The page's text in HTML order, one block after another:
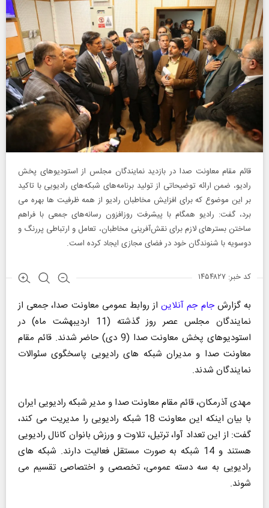
قائم مقام معاونت صدا در بازدید نمایندگان مجلس از استودیوهای پخش
رادیو، ضمن ارائه توضیحاتی از تولید برنامه‌های شبکه‌های رادیویی با تاکید
بر این موضوع که برای افزایش مخاطبان رادیو از همه ظرفیت ها بهره می
برد، گفت: رادیو همگام با پیشرفت روزافزون رسانه‌های جمعی با فراهم
ساختن بسترهای لازم برای نقش‌آفرینی مخاطبان، تعامل و ارتباطی پررنگ و‌
دوسویه‌ با شنوندگان خود در فضای مجازی ایجاد کرده است.
کد خبر: ۱۴۵۴۸۲۷
به گزارشجام جم آنلایناز روابط عمومی معاونت صدا، جمعی از
نمایندگان مجلس عصر روز گذشته (11 اردیبهشت ماه) در
استودیوهای پخش معاونت صدا (9 دی) حاضر شدند. قائم مقام
معاونت صدا و مدیران شبکه های رادیویی پاسخگوی سئوالات
نمایندگان شدند.
مهدی آذرمکان، قائم مقام معاونت صدا و مدیر شبکه رادیویی ایران
با بیان اینکه این معاونت 18 شبکه رادیویی را مدیریت می کند،
گفت: از این تعداد آوا، ترتیل، تلاوت و ورزش بانوان کانال رادیویی
هستند و 14 شبکه به صورت مستقل فعالیت دارند. شبکه های
رادیویی به سه دسته عمومی، تخصصی و اختصاصی تقسیم می
شوند.